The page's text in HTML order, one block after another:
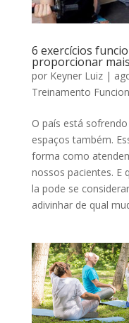
6 exercícios
proporcionar
por Keyner Luiz|
Treinamento
O país está
espaços também.
forma como
nossos pacientes. E
la pode se
adivinhar de qual